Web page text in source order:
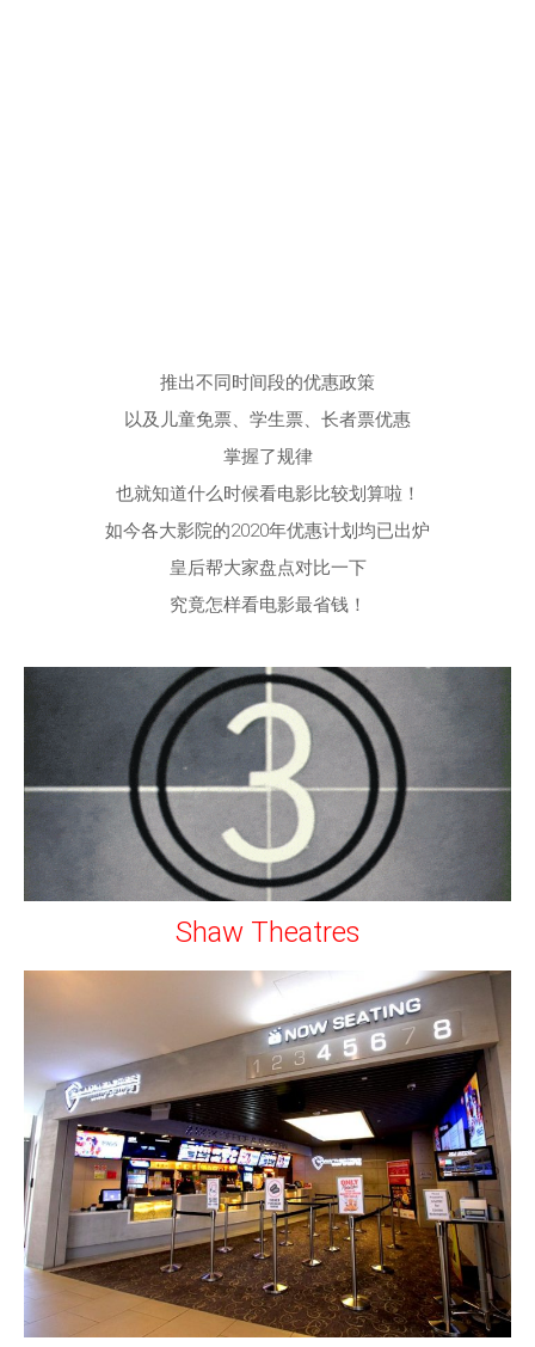
推出不同时间段的优惠政策
以及儿童免票、学生票、长者票优惠
掌握了规律
也就知道什么时候看电影比较划算啦！
如今各大影院的2020年优惠计划均已出炉
皇后帮大家盘点对比一下
究竟怎样看电影最省钱！
Shaw Theatres